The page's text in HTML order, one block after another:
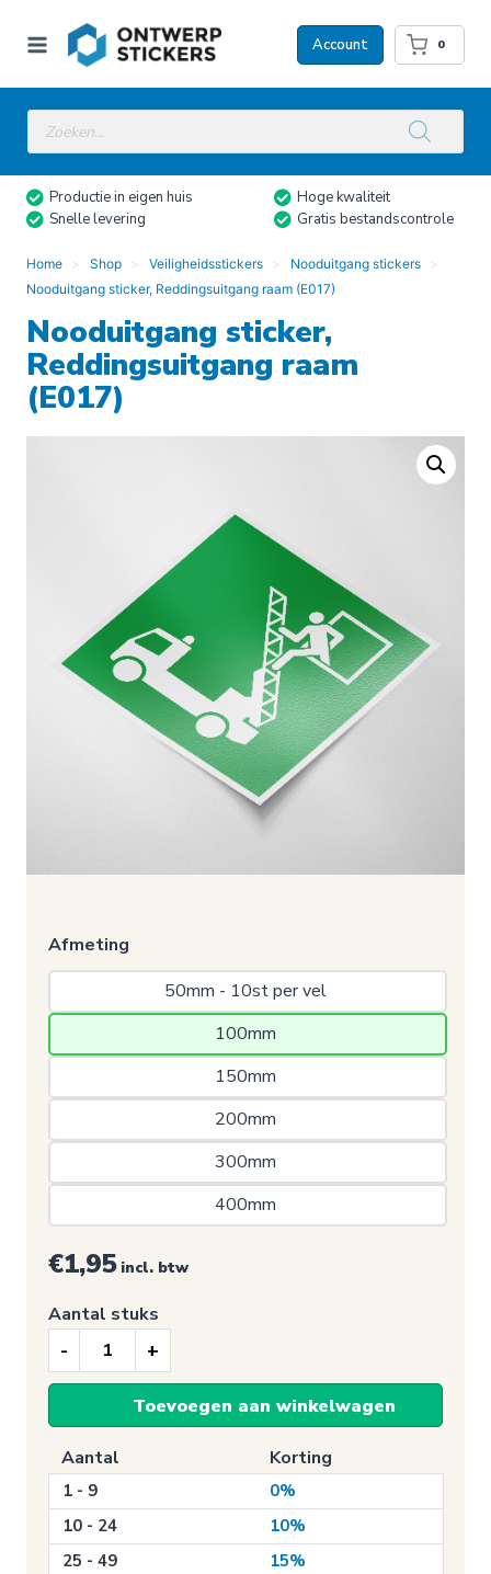
naar
Account 0
Producten
zoeken
Productie in eigen huis
Hoge kwaliteit
Snelle levering
Gratis bestandscontrole
Home Shop Veiligheidsstickers
Nooduitgang stickers
Nooduitgang sticker, Reddingsuitgang raam (E017)
Nooduitgang sticker,
Reddingsuitgang raam
(E017)
Afmeting
50mm - 10st per vel
100mm
150mm
200mm
300mm
400mm
€1,95 incl. btw
Nooduitgang
sticker,
Reddingsuitgang
(E017)
aantal
Aantal stuks
Toevoegen aan winkelwagen
Aantal Korting
1 - 9
0%
10 - 24
10%
25 - 49
15%